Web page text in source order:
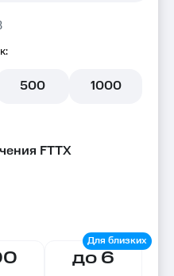
500 1000
FTTX
до 6